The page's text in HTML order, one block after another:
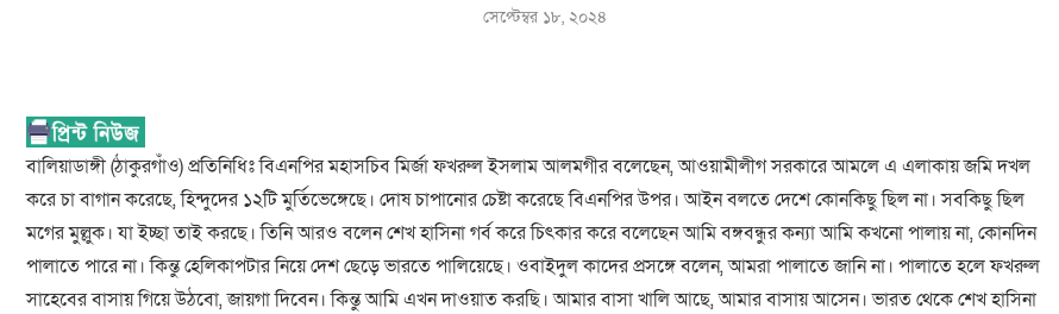
সেপ্টেম্বর ১৮, ২০২৪
বালিয়াডাঙ্গী (ঠাকুরগাঁও) প্রতিনিধিঃ বিএনপির মহাসচিব মির্জা ফখরুল ইসলাম আলমগীর বলেছেন, আওয়ামীলীগ সরকারে আমলে এ এলাকায় জমি দখল
করে চা বাগান করেছে, হিন্দুদের ১২টি মুর্তিভেঙ্গেছে। দোষ চাপানোর চেষ্টা করেছে বিএনপির উপর। আইন বলতে দেশে কোনকিছু ছিল না। সবকিছু ছিল
মগের মুল্লুক। যা ইচ্ছা তাই করছে। তিনি আরও বলেন শেখ হাসিনা গর্ব করে চিৎকার করে বলেছেন আমি বঙ্গবন্ধুর কন্যা আমি কখনো পালায় না, কোনদিন
পালাতে পারে না। কিন্তু হেলিকাপটার নিয়ে দেশ ছেড়ে ভারতে পালিয়েছে। ওবাইদুল কাদের প্রসঙ্গে বলেন, আমরা পালাতে জানি না। পালাতে হলে ফখরুল
সাহেবের বাসায় গিয়ে উঠবো, জায়গা দিবেন। কিন্তু আমি এখন দাওয়াত করছি। আমার বাসা খালি আছে, আমার বাসায় আসেন। ভারত থেকে শেখ হাসিনা